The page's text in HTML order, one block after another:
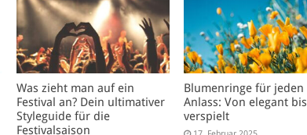
Was zieht man auf ein
Festival an? Dein ultimativer
Styleguide für die
Festivalsaison
Blumenringe für jeden
Anlass: Von elegant bis
verspielt